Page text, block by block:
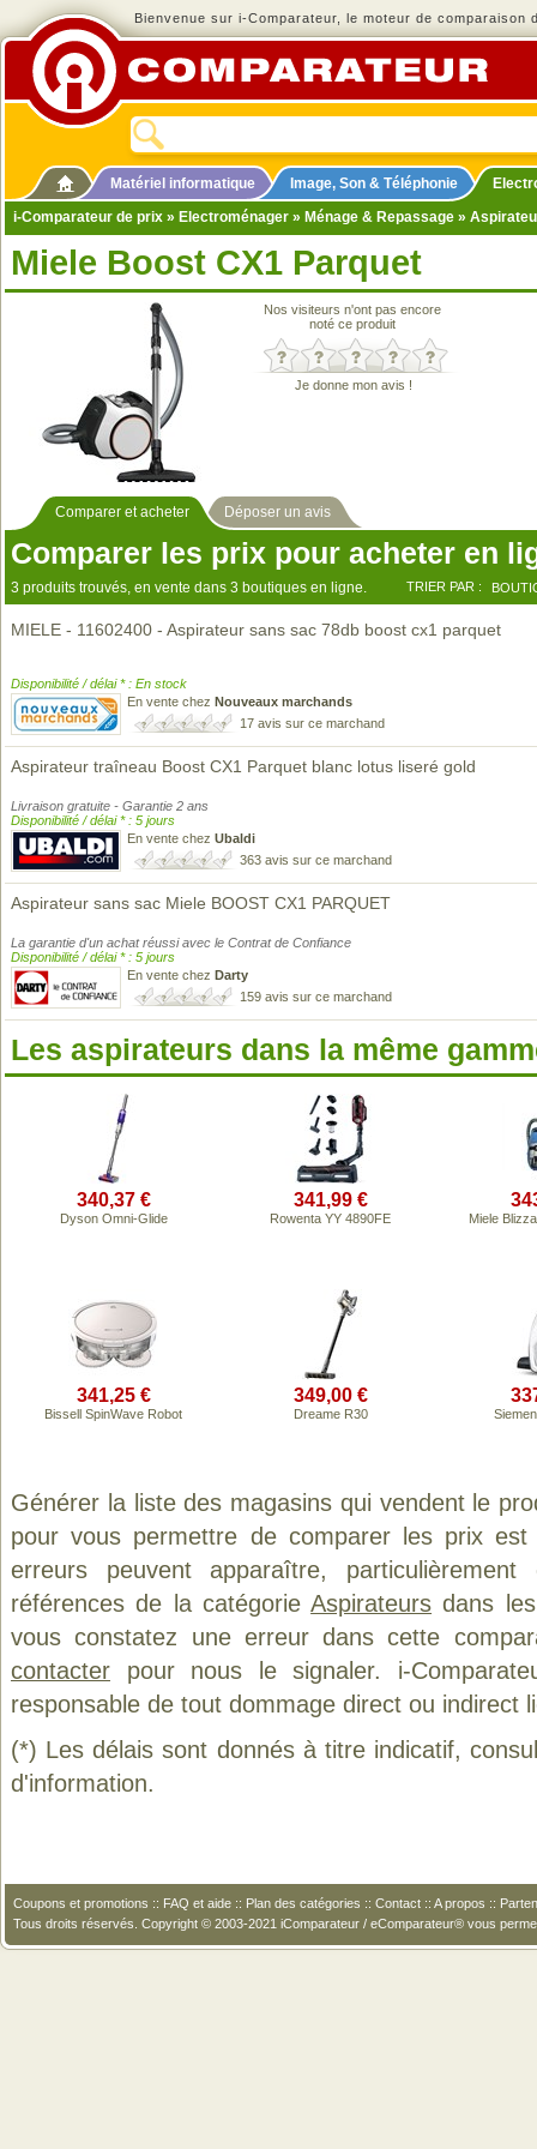
Bienvenue sur i-Comparateur, le moteur de comparaison
Matériel informatique Image, Son & Téléphonie
i-Comparateur de prix » Electroménager » Ménage & Repassage »
Miele Boost CX1 Parquet
Nos visiteurs n'ont pas encore
noté ce produit
Je donne mon avis !
Comparer et acheter Déposer un avis
Comparer les prix pour acheter en
3 produits trouvés, en vente dans 3 boutiques en ligne. TRIER PAR :
MIELE - 11602400 - Aspirateur sans sac 78db boost cx1 parquet
Disponibilité / délai * : En stock
En vente chez Nouveaux marchands
17 avis sur ce marchand
Aspirateur traîneau Boost CX1 Parquet blanc lotus liseré gold
Livraison gratuite - Garantie 2 ans
Disponibilité / délai * : 5 jours
En vente chez Ubaldi
363 avis sur ce marchand
Aspirateur sans sac Miele BOOST CX1 PARQUET
La garantie d'un achat réussi avec le Contrat de Confiance
Disponibilité / délai * : 5 jours
En vente chez Darty
159 avis sur ce marchand
Les aspirateurs dans la même
340,37 €
Dyson Omni-Glide
341,99 €
Rowenta YY 4890FE Miele
341,25 €
Bissell SpinWave Robot
349,00 €
Dreame R30
Générer la liste des magasins qui vendent le
pour vous permettre de comparer les prix
erreurs peuvent apparaître,
références de la catégorieAspirateurs dans
vous constatez une erreur dans cette
contacter pour nous le signaler. i-
responsable de tout dommage direct ou indirect
(*) Les délais sont donnés à titre indicatif,
d'information.
Coupons et promotions :: FAQ et aide :: Plan des catégories :: Contact :: A propos ::
Tous droits réservés. Copyright © 2003-2021 iComparateur / eComparateur® vous